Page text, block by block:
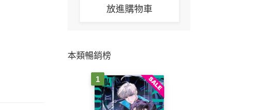
放進購物車
本類暢銷榜
1